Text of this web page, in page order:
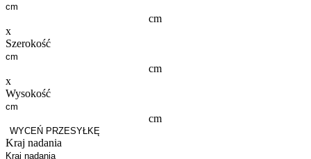
cm
x
Szerokość
cm
x
Wysokość
cm
WYCEŃ PRZESYŁKĘ
Kraj nadania